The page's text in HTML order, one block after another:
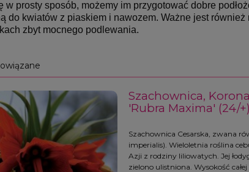
do kwiatów z piaskiem i nawozem. Ważne jest
zbyt mocnego podlewania.
Szachownica,
'Rubra Maxima' (24/+)
Szachownica Cesarska, zwana
imperialis). Wieloletnia roślina
Azji z rodziny liliowatych. Jej
zielono ulistniona. Wysokość